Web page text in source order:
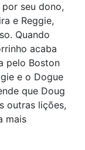
seu dono,
e Reggie,
Quando
acaba
pelo Boston
e o Dogue
que Doug
outras lições,
mais